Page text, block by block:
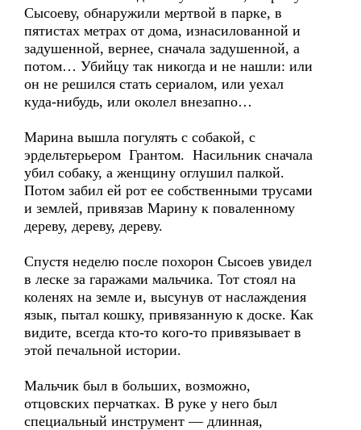
Сысоеву, обнаружили мертвой в парке, в
пятистах метрах от дома, изнасилованной и
задушенной, вернее, сначала задушенной, а
потом… Убийцу так никогда и не нашли: или
он не решился стать сериалом, или уехал
куда-нибудь, или околел внезапно…
Марина вышла погулять с собакой, с
эрдельтерьером Грантом. Насильник сначала
убил собаку, а женщину оглушил палкой.
Потом забил ей рот ее собственными трусами
и землей, привязав Марину к поваленному
дереву, дереву, дереву.
Спустя неделю после похорон Сысоев увидел
в леске за гаражами мальчика. Тот стоял на
коленях на земле и, высунув от наслаждения
язык, пытал кошку, привязанную к доске. Как
видите, всегда кто-то кого-то привязывает в
этой печальной истории.
Мальчик был в больших, возможно,
отцовских перчатках. В руке у него был
специальный инструмент — длинная,